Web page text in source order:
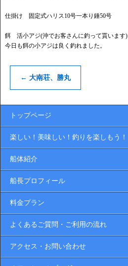
仕掛け 固定式ハリス10号一本り錘50号
餌 活小アジ(沖でお客さんに釣って貰います)
今日も餌の小アジは良く釣れました。
← 大南荘、勝丸
トップページ
楽しい！美味しい！釣りを楽しもう！
船体紹介
船長プロフィール
料金プラン
よくあるご質問・ご利用の流れ
アクセス・お問い合わせ